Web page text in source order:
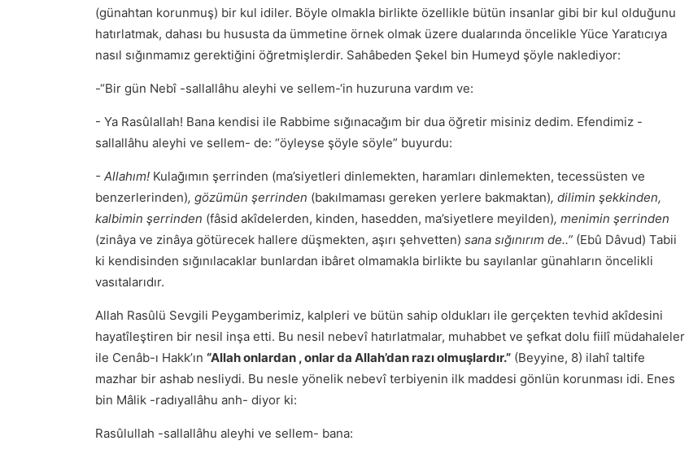
(günahtan korunmuş) bir kul idiler. Böyle olmakla birlikte özellikle bütün insanlar gibi bir kul olduğunu
hatırlatmak, dahası bu hususta da ümmetine örnek olmak üzere dualarında öncelikle Yüce Yaratıcıya
nasıl sığınmamız gerektiğini öğretmişlerdir. Sahâbeden Şekel bin Humeyd şöyle naklediyor:
-“Bir gün Nebî -sallallâhu aleyhi ve sellem-‘in huzuruna vardım ve:
- Ya Rasûlallah! Bana kendisi ile Rabbime sığınacağım bir dua öğretir misiniz dedim. Efendimiz -
sallallâhu aleyhi ve sellem- de: “öyleyse şöyle söyle” buyurdu:
- Allahım! Kulağımın şerrinden (ma’siyetleri dinlemekten, haramları dinlemekten, tecessüsten ve
benzerlerinden), gözümün şerrinden (bakılmaması gereken yerlere bakmaktan), dilimin şekkinden,
kalbimin şerrinden (fâsid akîdelerden, kinden, hasedden, ma’siyetlere meyilden), menimin şerrinden
(zinâya ve zinâya götürecek hallere düşmekten, aşırı şehvetten) sana sığınırım de..” (Ebû Dâvud) Tabii
ki kendisinden sığınılacaklar bunlardan ibâret olmamakla birlikte bu sayılanlar günahların öncelikli
vasıtalarıdır.
Allah Rasûlü Sevgili Peygamberimiz, kalpleri ve bütün sahip oldukları ile gerçekten tevhid akîdesini
hayatîleştiren bir nesil inşa etti. Bu nesil nebevî hatırlatmalar, muhabbet ve şefkat dolu fiilî müdahaleler
ile Cenâb-ı Hakk’ın “Allah onlardan , onlar da Allah’dan razı olmuşlardır.” (Beyyine, 8) ilahî taltife
mazhar bir ashab nesliydi. Bu nesle yönelik nebevî terbiyenin ilk maddesi gönlün korunması idi. Enes
bin Mâlik -radıyallâhu anh- diyor ki:
Rasûlullah -sallallâhu aleyhi ve sellem- bana: